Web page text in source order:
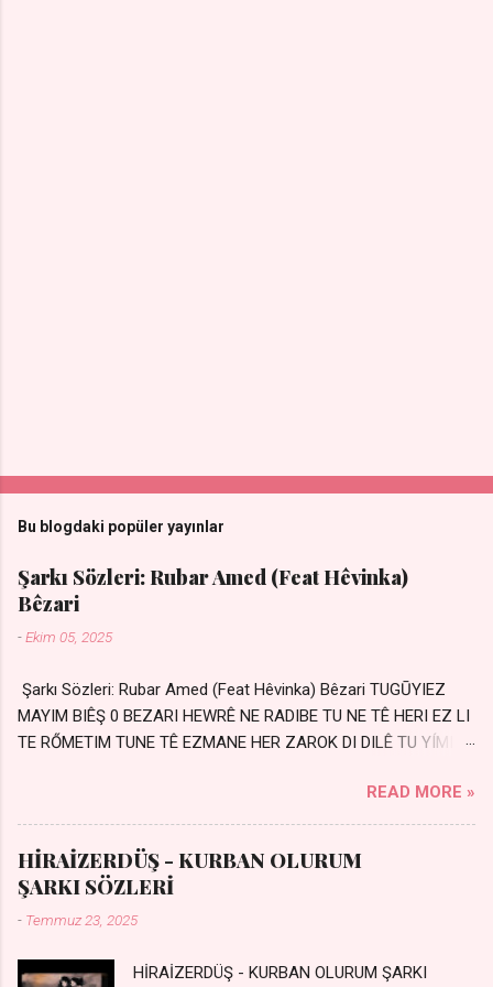
Bu blogdaki popüler yayınlar
Şarkı Sözleri: Rubar Amed (Feat Hêvinka)
Bêzari
-Ekim 05, 2025
Şarkı Sözleri: Rubar Amed (Feat Hêvinka) Bêzari TUGŪYIEZ
MAYIM BIÊŞ 0 BEZARI HEWRÊ NE RADIBE TU NE TÊ HERI EZ LI
TE RŐMETIM TUNE TÊ EZMANE HER ZAROK DI DILÊ TU YÍMIN
Silinmis yarıda. Hasretin yel gibi Eser yar içimden Bir kıza sevdalı
Yaralı adamım. Sensizlik bir hançer Geceler susmuyor Yaralı
kalbimde Bir sızı durmuyor Tu yi bihare min Ez ji payizim Li
dile şevên min Teng e nefes im Adını sayıklar Uykusuz
geceler Sensiz her sabahım Sessiz ve kederli
READ MORE »
HİRAİZERDÜŞ - KURBAN OLURUM
ŞARKI SÖZLERİ
- Temmuz 23, 2025
HİRAİZERDÜŞ - KURBAN OLURUM ŞARKI